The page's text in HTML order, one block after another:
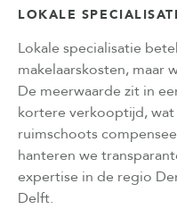
LOKALE
Lokale specialisatie
makelaarskosten, maar
De meerwaarde zit in
kortere verkooptijd, wat
ruimschoots
hanteren we
expertise in de regio
Delft.